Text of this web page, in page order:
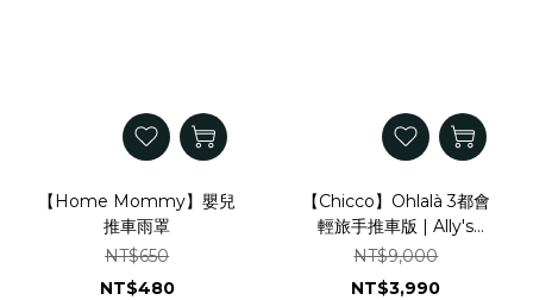
【Home Mommy】嬰兒
推車雨罩
NT$650
NT$480
【Chicco】Ohlalà 3都會
輕旅手推車版 | Ally's
Shop 曖麗嬰童用品 🎁贈
蚊帳
NT$9,000
NT$3,990